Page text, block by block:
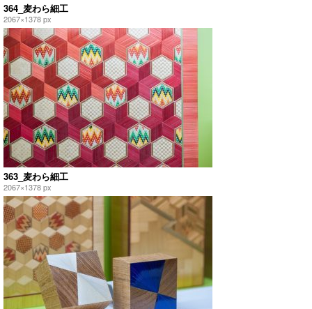
364_麦わら細工
2067×1378 px
363_麦わら細工
2067×1378 px